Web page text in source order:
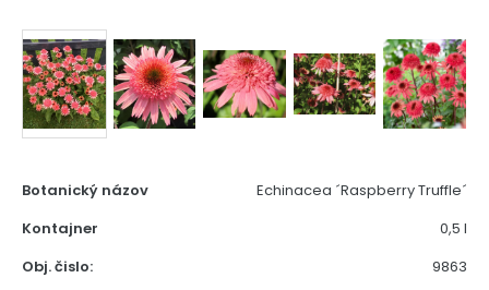
Botanický názov
Echinacea ´Raspberry Truffle´
Kontajner
0,5 l
Obj. čislo:
9863